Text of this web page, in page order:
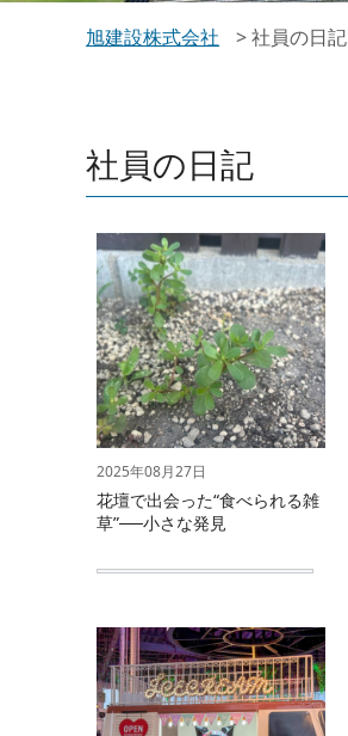
旭建設株式会社 >社員の日記
社員の日記
2025年08月27日
花壇で出会った“食べられる雑
草”──小さな発見